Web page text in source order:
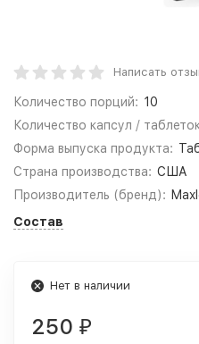
Написать
Количество порций: 10
Количество капсул /
Форма выпуска продукта:
Страна производства: США
Производитель (бренд):
Состав
Нет в наличии
250 ₽